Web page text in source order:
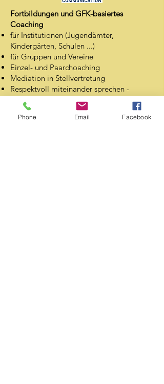
Fortbildungen und GFK-basiertes
Coaching
für Institutionen (Jugendämter,
Kindergärten, Schulen ...)
für Gruppen und Vereine
Einzel- und Paarchoaching
Mediation in Stellvertretung
Respektvoll miteinander sprechen -
Konflikten vorbeugen
Fortbildung zur Einführung der GFK
als Giraffensprache an Schulen
Phone Email Facebook